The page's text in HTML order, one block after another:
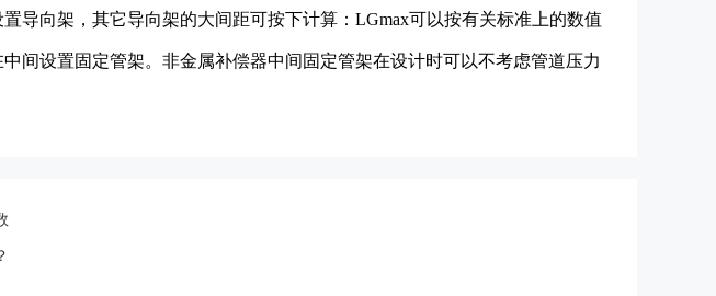
导向架，其它导向架的大间距可按下计算：LGmax可以按有关标准上的数值
间设置固定管架。非金属补偿器中间固定管架在设计时可以不考虑管道压力